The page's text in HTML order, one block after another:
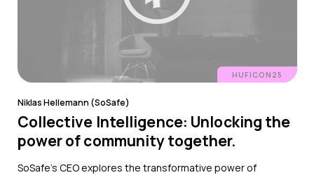
HUFICON25
Niklas Hellemann (SoSafe)
Collective Intelligence: Unlocking the
power of community together.
SoSafe’s CEO explores the transformative power of